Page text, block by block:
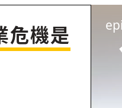
科技
危機是